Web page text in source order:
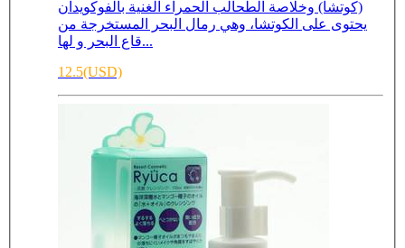
(كوتشا) وخلاصة الطحالب الحمراء الغنية بالفوكويدان
يحتوى على الكوتشا، وهي رمال البحر المستخرجة من
قاع البحر و لها...
12.5(USD)